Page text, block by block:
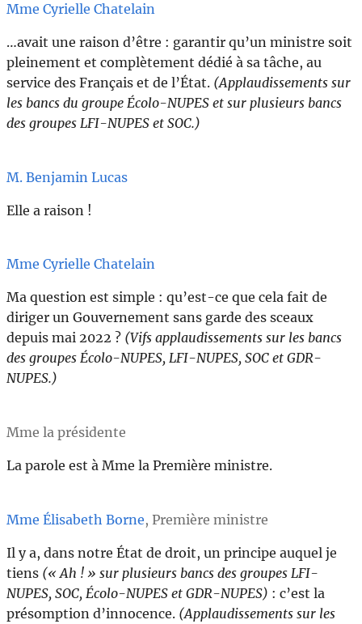
Mme Cyrielle Chatelain
…avait une raison d’être : garantir qu’un ministre soit
pleinement et complètement dédié à sa tâche, au
service des Français et de l’État. (Applaudissements sur
les bancs du groupe Écolo-NUPES et sur plusieurs bancs
des groupes LFI-NUPES et SOC.)
M. Benjamin Lucas
Elle a raison !
Mme Cyrielle Chatelain
Ma question est simple : qu’est-ce que cela fait de
diriger un Gouvernement sans garde des sceaux
depuis mai 2022 ? (Vifs applaudissements sur les bancs
des groupes Écolo-NUPES, LFI-NUPES, SOC et GDR-
NUPES.)
Mme la présidente
La parole est à Mme la Première ministre.
Mme Élisabeth Borne, Première ministre
Il y a, dans notre État de droit, un principe auquel je
tiens (« Ah ! » sur plusieurs bancs des groupes LFI-
NUPES, SOC, Écolo-NUPES et GDR-NUPES) : c’est la
présomption d’innocence. (Applaudissements sur les